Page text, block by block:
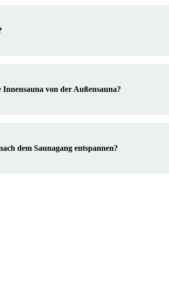
Innensauna von der Außensauna?
dem Saunagang entspannen?